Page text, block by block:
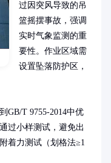
过因突风导致的吊
篮摇摆事故，强调
实时气象监测的重
要性。作业区域需
设置坠落防护区，
GB/T 9755-2014中优
过小样测试，避免出
着力测试（划格法≥1